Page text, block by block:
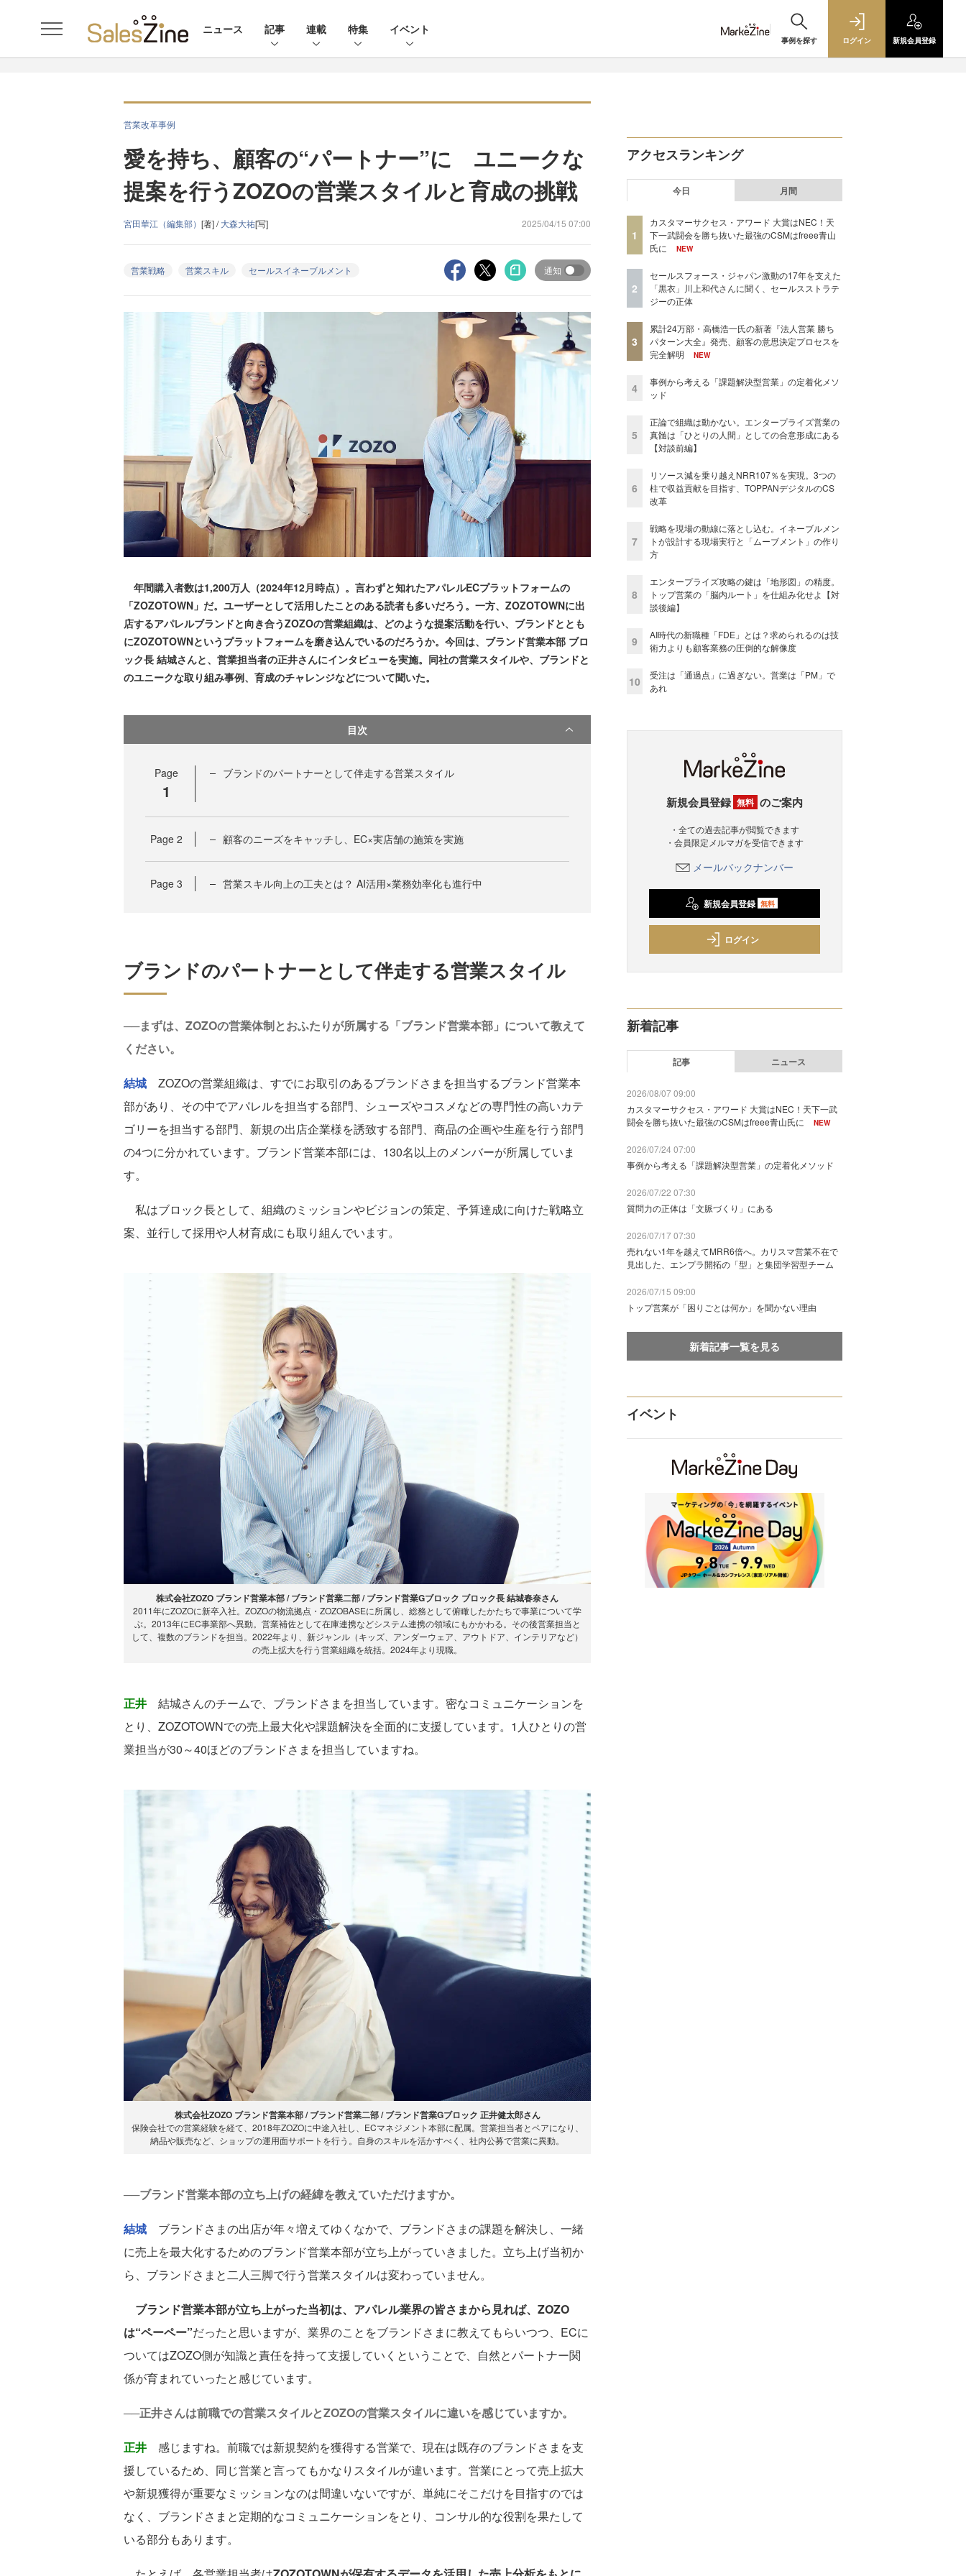
ニュース 記事 連載 特集 イベント
事例を探す ログイン 新規会員登録
営業改革事例
愛を持ち、顧客の“パートナー”に ユニークな
提案を行うZOZOの営業スタイルと育成の挑戦
宮田華江（編集部） [著] /大森大祐[写] 2025/04/15 07:00
営業戦略 営業スキル セールスイネーブルメント 通知
年間購入者数は1,200万人（2024年12月時点）。言わずと知れたアパレルECプラットフォームの
「ZOZOTOWN」だ。ユーザーとして活用したことのある読者も多いだろう。一方、ZOZOTOWNに出
店するアパレルブランドと向き合うZOZOの営業組織は、どのような提案活動を行い、ブランドととも
にZOZOTOWNというプラットフォームを磨き込んでいるのだろうか。今回は、ブランド営業本部 ブロ
ック長 結城さんと、営業担当者の正井さんにインタビューを実施。同社の営業スタイルや、ブランドと
のユニークな取り組み事例、育成のチャレンジなどについて聞いた。
目次
Page
1
ブランドのパートナーとして伴走する営業スタイル
Page 2 顧客のニーズをキャッチし、EC×実店舗の施策を実施
Page 3 営業スキル向上の工夫とは？ AI活用×業務効率化も進行中
ブランドのパートナーとして伴走する営業スタイル
──まずは、ZOZOの営業体制とおふたりが所属する「ブランド営業本部」について教えて
ください。
結城 ZOZOの営業組織は、すでにお取引のあるブランドさまを担当するブランド営業本
部があり、その中でアパレルを担当する部門、シューズやコスメなどの専門性の高いカテ
ゴリーを担当する部門、新規の出店企業様を誘致する部門、商品の企画や生産を行う部門
の4つに分かれています。ブランド営業本部には、130名以上のメンバーが所属していま
す。
私はブロック長として、組織のミッションやビジョンの策定、予算達成に向けた戦略立
案、並行して採用や人材育成にも取り組んでいます。
株式会社ZOZO ブランド営業本部 / ブランド営業二部 / ブランド営業Gブロック ブロック長 結城春奈さん
2011年にZOZOに新卒入社。ZOZOの物流拠点・ZOZOBASEに所属し、総務として俯瞰したかたちで事業について学
ぶ。2013年にEC事業部へ異動。営業補佐として在庫連携などシステム連携の領域にもかかわる。その後営業担当と
して、複数のブランドを担当。2022年より、新ジャンル（キッズ、アンダーウェア、アウトドア、インテリアなど）
の売上拡大を行う営業組織を統括。2024年より現職。
正井 結城さんのチームで、ブランドさまを担当しています。密なコミュニケーションを
とり、ZOZOTOWNでの売上最大化や課題解決を全面的に支援しています。1人ひとりの営
業担当が30～40ほどのブランドさまを担当していますね。
株式会社ZOZO ブランド営業本部 / ブランド営業二部 / ブランド営業Gブロック 正井健太郎さん
保険会社での営業経験を経て、2018年ZOZOに中途入社し、ECマネジメント本部に配属。営業担当者とペアになり、
納品や販売など、ショップの運用面サポートを行う。自身のスキルを活かすべく、社内公募で営業に異動。
──ブランド営業本部の立ち上げの経緯を教えていただけますか。
結城 ブランドさまの出店が年々増えてゆくなかで、ブランドさまの課題を解決し、一緒
に売上を最大化するためのブランド営業本部が立ち上がっていきました。立ち上げ当初か
ら、ブランドさまと二人三脚で行う営業スタイルは変わっていません。
ブランド営業本部が立ち上がった当初は、アパレル業界の皆さまから見れば、ZOZO
は“ペーペー”だったと思いますが、業界のことをブランドさまに教えてもらいつつ、ECに
ついてはZOZO側が知識と責任を持って支援していくということで、自然とパートナー関
係が育まれていったと感じています。
──正井さんは前職での営業スタイルとZOZOの営業スタイルに違いを感じていますか。
正井 感じますね。前職では新規契約を獲得する営業で、現在は既存のブランドさまを支
援しているため、同じ営業と言ってもかなりスタイルが違います。営業にとって売上拡大
や新規獲得が重要なミッションなのは間違いないですが、単純にそこだけを目指すのでは
なく、ブランドさまと定期的なコミュニケーションをとり、コンサル的な役割を果たして
いる部分もあります。
アクセスランキング
今日 月間
1
カスタマーサクセス・アワード 大賞はNEC！天
下一武闘会を勝ち抜いた最強のCSMはfreee青山
氏に
NEW
2
セールスフォース・ジャパン激動の17年を支えた
「黒衣」川上和代さんに聞く、セールスストラテ
ジーの正体
3
累計24万部・高橋浩一氏の新著『法人営業 勝ち
パターン大全』発売、顧客の意思決定プロセスを
完全解明
NEW
4
事例から考える「課題解決型営業」の定着化メソ
ッド
5
正論で組織は動かない。エンタープライズ営業の
真髄は「ひとりの人間」としての合意形成にある
【対談前編】
6
リソース減を乗り越えNRR107％を実現。3つの
柱で収益貢献を目指す、TOPPANデジタルのCS
改革
7
戦略を現場の動線に落とし込む。イネーブルメン
トが設計する現場実行と「ムーブメント」の作り
方
8
エンタープライズ攻略の鍵は「地形図」の精度。
トップ営業の「脳内ルート」を仕組み化せよ【対
談後編】
9
AI時代の新職種「FDE」とは？求められるのは技
術力よりも顧客業務の圧倒的な解像度
10
受注は「通過点」に過ぎない。営業は「PM」で
あれ
新規会員登録 無料 のご案内
・全ての過去記事が閲覧できます
・会員限定メルマガを受信できます
メールバックナンバー
新規会員登録 無料
ログイン
新着記事
記事 ニュース
2026/08/07 09:00
カスタマーサクセス・アワード 大賞はNEC！天下一武
闘会を勝ち抜いた最強のCSMはfreee青山氏に
NEW
2026/07/24 07:00
事例から考える「課題解決型営業」の定着化メソッド
2026/07/22 07:30
質問力の正体は「文脈づくり」にある
2026/07/17 07:30
売れない1年を越えてMRR6倍へ。カリスマ営業不在で
見出した、エンプラ開拓の「型」と集団学習型チーム
2026/07/15 09:00
トップ営業が「困りごとは何か」を聞かない理由
新着記事一覧を見る
イベント